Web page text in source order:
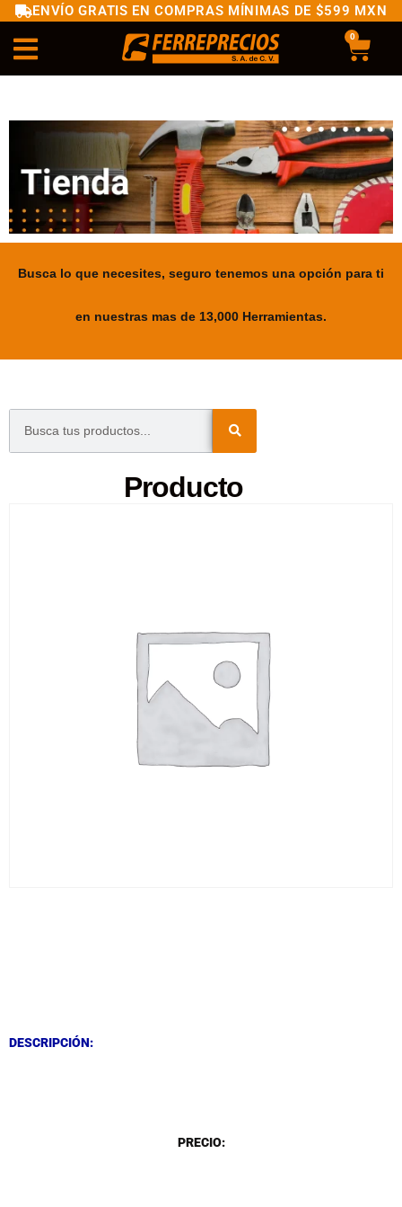
ENVÍO GRATIS EN COMPRAS MÍNIMAS DE $599 MXN
0
Busca lo que necesites, seguro tenemos una opción para ti
en nuestras mas de 13,000 Herramientas.
Producto
DESCRIPCIÓN:
PRECIO: